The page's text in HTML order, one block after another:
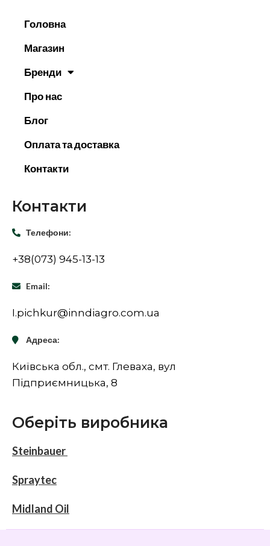
Головна
Магазин
Бренди
Про нас
Блог
Оплата та доставка
Контакти
Контакти
Телефони:
+38(073) 945-13-13
Email:
I.pichkur@inndiagro.com.ua
Адреса:
Київська обл., смт. Глеваха, вул
Підприємницька, 8
Оберіть виробника
Steinbauer
Spraytec
Midland Oil